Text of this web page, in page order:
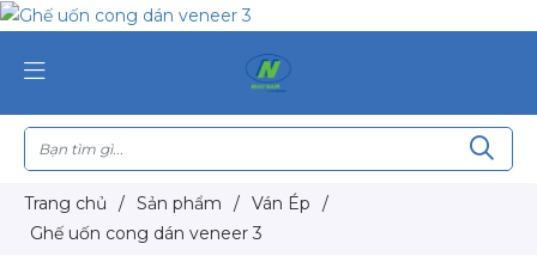
Trang chủ / Sản phẩm / Ván Ép
/
Ghế uốn cong dán veneer 3